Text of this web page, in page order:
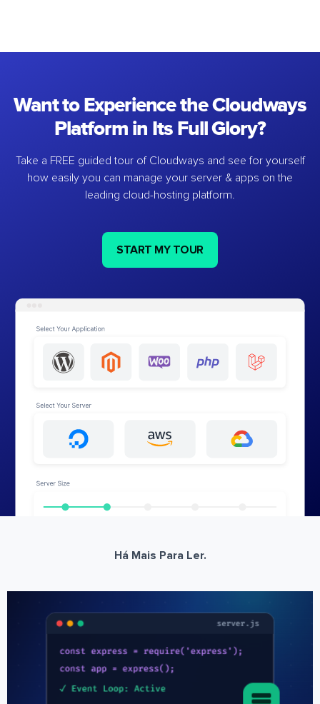
Want to Experience the Cloudways
Platform in Its Full Glory?
Take a FREE guided tour of Cloudways and see for yourself
how easily you can manage your server & apps on the
leading cloud-hosting platform.
START MY TOUR
Há Mais Para Ler.